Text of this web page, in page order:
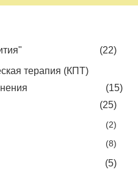
(22)
терапия (КПТ)
(15)
(25)
(2)
(8)
(5)